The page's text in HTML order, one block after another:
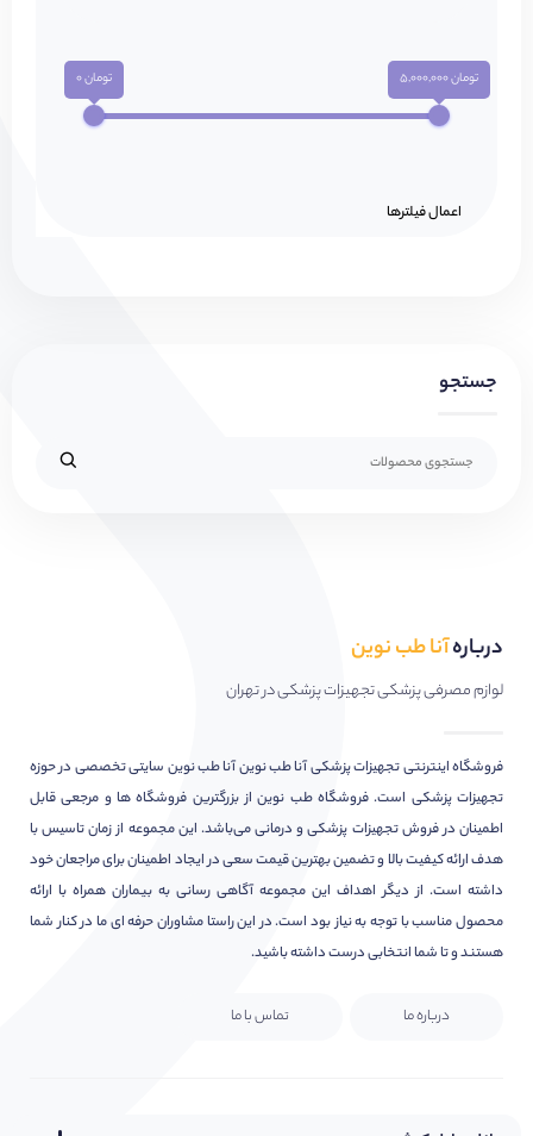
تومان 0 تومان 5,000,000
اعمال فیلتر‌ها
جستجو
دربارهآنا طب نوین
لوازم مصرفی پزشکی تجهیزات پزشکی در تهران
فروشگاه اینترنتی تجهیزات پزشکی آنا طب نوین آنا طب نوین سایتی تخصصی در حوزه
تجهیزات پزشکی است. فروشگاه طب نوین از بزرگترین فروشگاه ها و مرجعی قابل
اطمینان در فروش تجهیزات پزشکی و درمانی می‌باشد. این مجموعه از زمان تاسیس با
هدف ارائه کیفیت بالا و تضمین بهترین قیمت سعی در ایجاد اطمینان برای مراجعان خود
داشته است. از دیگر اهداف این مجموعه آگاهی رسانی به بیماران همراه با ارائه
محصول مناسب با توجه به نیاز بود است. در این راستا مشاوران حرفه ای ما در کنار شما
هستند و تا شما انتخابی درست داشته باشید.
درباره ما تماس با ما